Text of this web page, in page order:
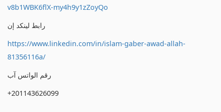
v8b1WBK6flX-my4h9y1zZoyQo
رابط لينكد إن
https://www.linkedin.com/in/islam-gaber-awad-allah-
81356116a/
رقم الواتس آب
+201143626099